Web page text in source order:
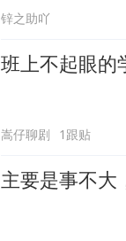
锌之助吖
班上不起眼的
嵩仔聊剧 1跟贴
主要是事不大